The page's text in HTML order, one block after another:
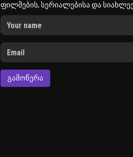
ფილმების, სერიალებისა და
ᲒᲐᲛᲝᲬᲔᲠᲐ